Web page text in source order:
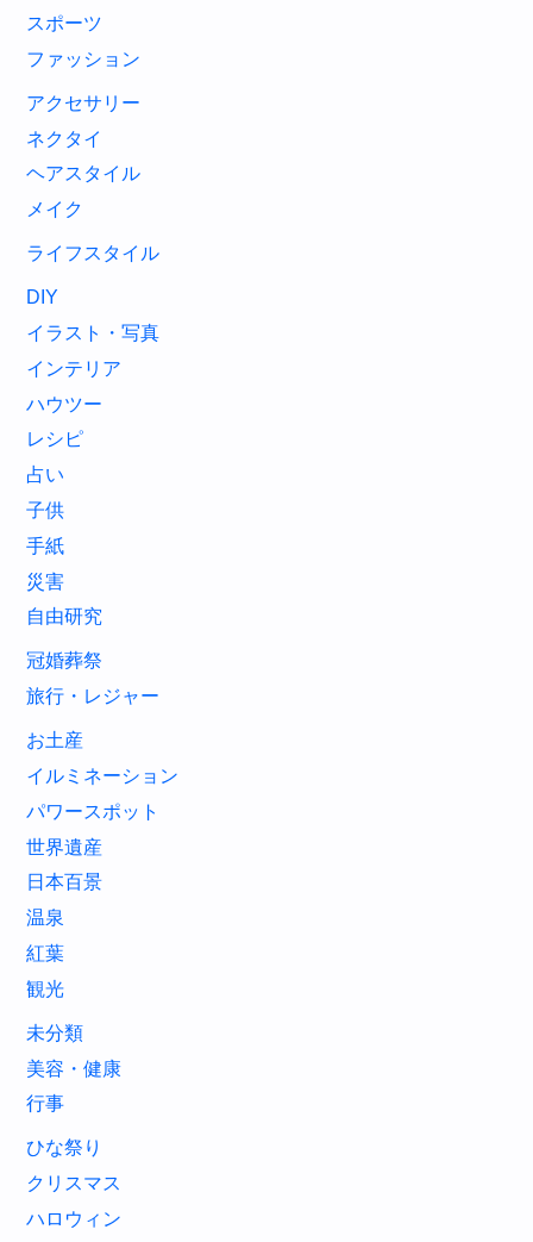
スポーツ
ファッション
アクセサリー
ネクタイ
ヘアスタイル
メイク
ライフスタイル
DIY
イラスト・写真
インテリア
ハウツー
レシピ
占い
子供
手紙
災害
自由研究
冠婚葬祭
旅行・レジャー
お土産
イルミネーション
パワースポット
世界遺産
日本百景
温泉
紅葉
観光
未分類
美容・健康
行事
ひな祭り
クリスマス
ハロウィン